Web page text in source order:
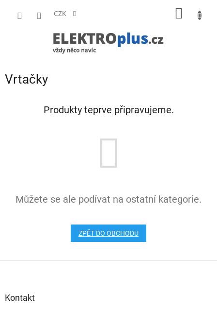
CZK
Vrtačky
Produkty teprve připravujeme.
Můžete se ale podívat na ostatní kategorie.
ZPĚT DO OBCHODU
Kontakt